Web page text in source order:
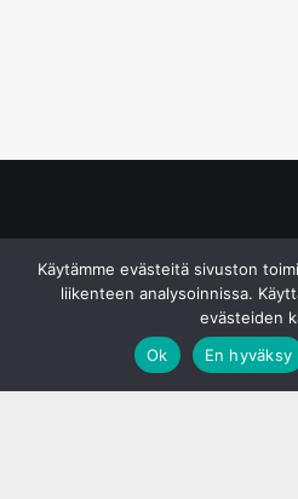
Käytämme evästeitä sivuston
liikenteen analysoinnissa.
evästeiden
Ok
En hyväksy